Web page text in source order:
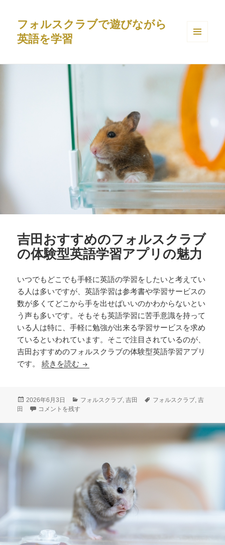
フォルスクラブで遊びながら
英語を学習
ィジェ
吉田おすすめのフォルスクラブ
の体験型英語学習アプリの魅力
いつでもどこでも手軽に英語の学習をしたいと考えてい
る人は多いですが、英語学習は参考書や学習サービスの
数が多くてどこから手を出せばいいのかわからないとい
う声も多いです。そもそも英語学習に苦手意識を持って
いる人は特に、手軽に勉強が出来る学習サービスを求め
ているといわれています。そこで注目されているのが、
吉田おすすめのフォルスクラブの体験型英語学習アプリ
です。続きを読む 吉田おすすめのフォルスクラブの体験型
投
稿
2026年6月3日
カ
リ
フォルスクラブ,吉田
タ
フォルスクラブ,吉
田
吉田おすすめのフォルスクラブの体験型英語学習アプリの魅力 に
コメントを残す